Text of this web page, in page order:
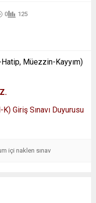
0 125
Müezzin-Kayyım)
Giriş Sınavı Duyurusu
içi naklen sınav